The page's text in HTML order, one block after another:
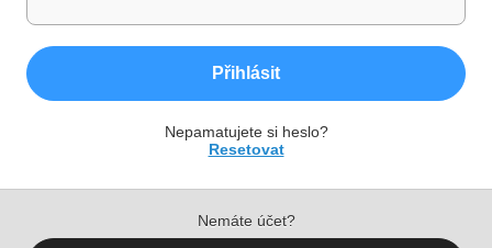
Přihlásit
Nepamatujete si heslo?
Resetovat
Nemáte účet?